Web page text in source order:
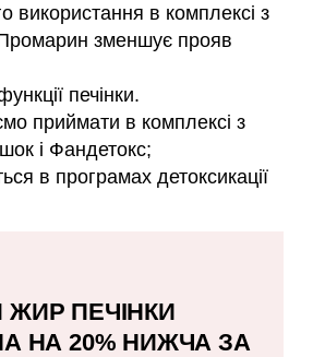
використання в комплексі з
зменшує прояв
печінки.
приймати в комплексі з
і Фандетокс;
в програмах детоксикації
ЖИР ПЕЧІНКИ
НА 20% НИЖЧА ЗА